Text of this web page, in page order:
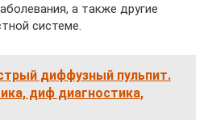
а также другие
системе.
диффузный пульпит.
диф диагностика,